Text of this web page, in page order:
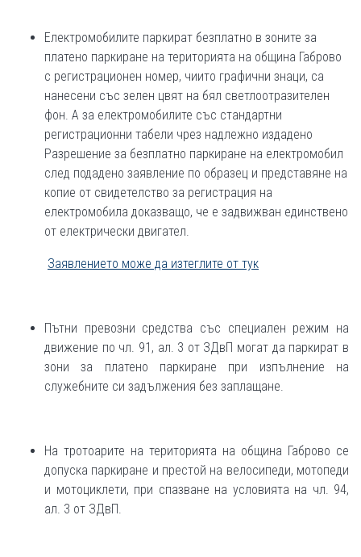
Електромобилите паркират безплатно в зоните за
платено паркиране на територията на община Габрово
с регистрационен номер, чиито графични знаци, са
нанесени със зелен цвят на бял светлоотразителен
фон. А за електромобилите със стандартни
регистрационни табели чрез надлежно издадено
Разрешение за безплатно паркиране на електромобил
след подадено заявление по образец и представяне на
копие от свидетелство за регистрация на
електромобила доказващо, че е задвижван единствено
от електрически двигател.
Заявлението може да изтеглите от тук
Пътни превозни средства със специален режим на
движение по чл. 91, ал. 3 от ЗДвП могат да паркират в
зони за платено паркиране при изпълнение на
служебните си задължения без заплащане.
На тротоарите на територията на община Габрово се
допуска паркиране и престой на велосипеди, мотопеди
и мотоциклети, при спазване на условията на чл. 94,
ал. 3 от ЗДвП.